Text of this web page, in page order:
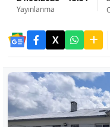
Yayınlanma